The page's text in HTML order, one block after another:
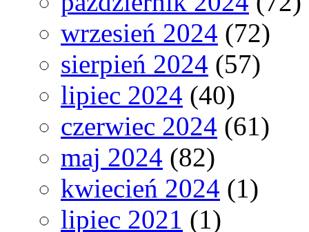
wrzesień 2024 (72)
sierpień 2024 (57)
lipiec 2024 (40)
czerwiec 2024 (61)
maj 2024 (82)
kwiecień 2024 (1)
lipiec 2021 (1)